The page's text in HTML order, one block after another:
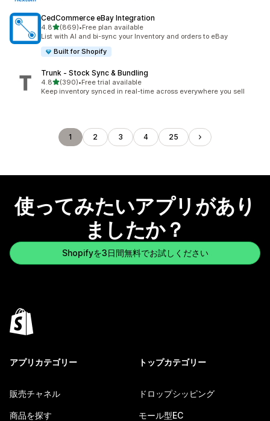
CedCommerce eBay Integration
4.85つ星中
(869)
合計レビュー数：869件
•Free plan available
List with AI and bi-sync your Inventory and orders to eBay
Built for Shopify
Trunk ‑ Stock Sync & Bundling
4.85つ星中
(390)
合計レビュー数：390件
•Free trial available
Keep inventory synced in real-time across everywhere you sell
1 2 3 4 25
使ってみたいアプリがあり
ましたか？
Shopifyを3日間無料でお試しください
アプリカテゴリー
販売チャネル
商品を探す
トップカテゴリー
ドロップシッピング
モール型EC